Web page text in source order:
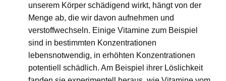
unserem Körper schädigend wirkt, hängt von der
Menge ab, die wir davon aufnehmen und
verstoffwechseln. Einige Vitamine zum Beispiel
sind in bestimmten Konzentrationen
lebensnotwendig, in erhöhten Konzentrationen
potentiell schädlich. Am Beispiel ihrer Löslichkeit